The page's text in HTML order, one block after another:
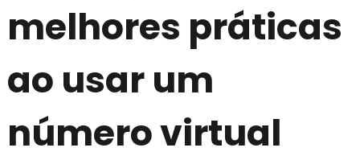
melhores práticas
ao usar um
número virtual